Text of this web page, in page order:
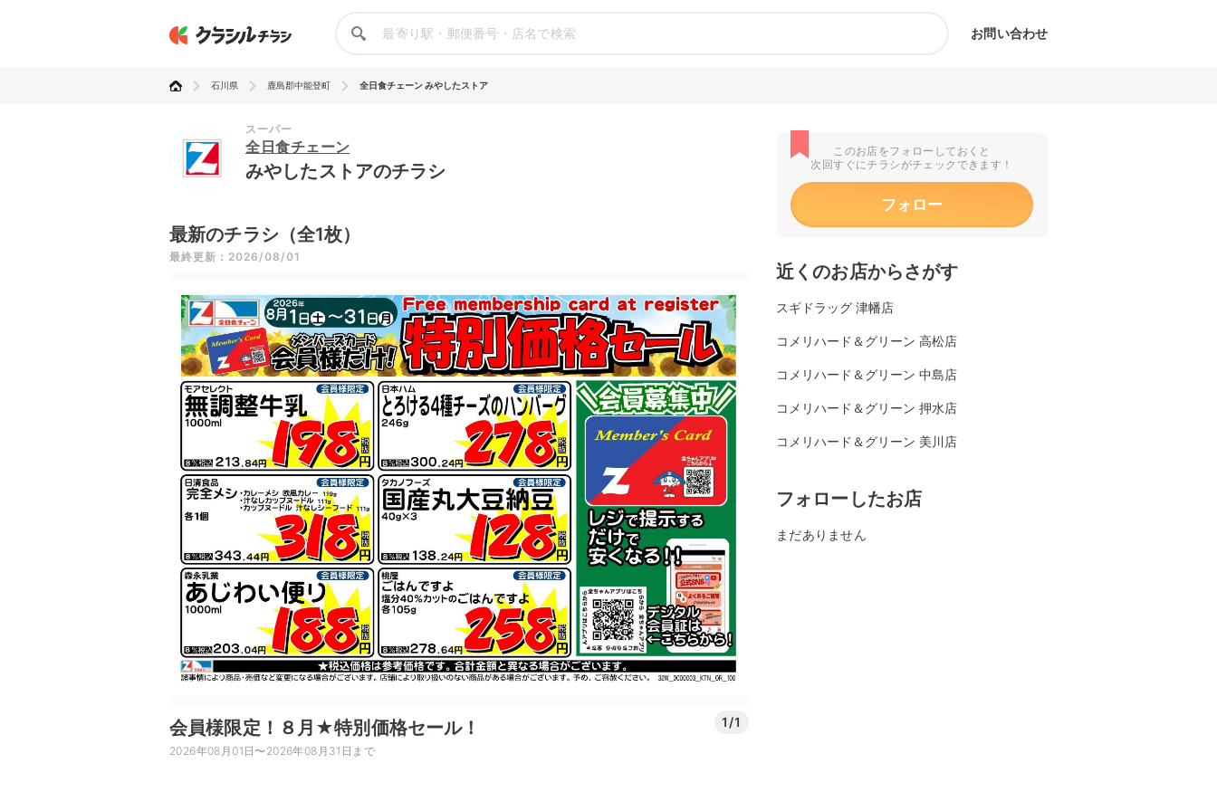
お問い合わせ
石川県 鹿島郡中能登町 全日食チェーン みやしたストア
スーパー
全日食チェーン
みやしたストアのチラシ
最新のチラシ（全1枚）
最終更新：2026/08/01
会員様限定！８月★特別価格セール！ 1/1
2026年08月01日〜2026年08月31日まで
このお店をフォローしておくと
次回すぐにチラシがチェックできます！
フォロー
近くのお店からさがす
スギドラッグ 津幡店
コメリハード＆グリーン 高松店
コメリハード＆グリーン 中島店
コメリハード＆グリーン 押水店
コメリハード＆グリーン 美川店
フォローしたお店
まだありません